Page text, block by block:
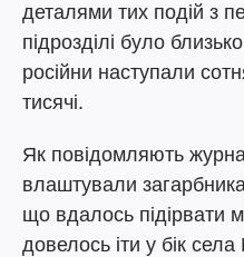
деталями тих подій з
підрозділі було
російни наступали
тисячі.
Як повідомляють
влаштували
що вдалось підірвати
довелось іти у бік